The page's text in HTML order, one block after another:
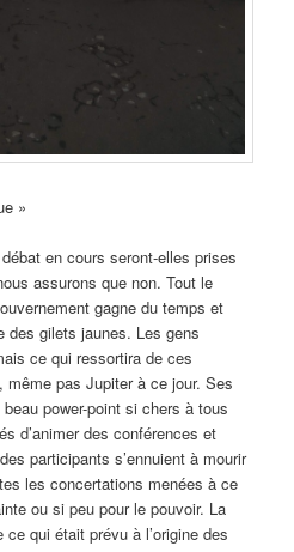
»
en cours seront-elles prises
assurons que non. Tout le
gagne du temps et
des gilets jaunes. Les gens
ce qui ressortira de ces
pas Jupiter à ce jour. Ses
power-point si chers à tous
d’animer des conférences et
participants s’ennuient à mourir
les concertations menées à ce
ou si peu pour le pouvoir. La
qui était prévu à l’origine des